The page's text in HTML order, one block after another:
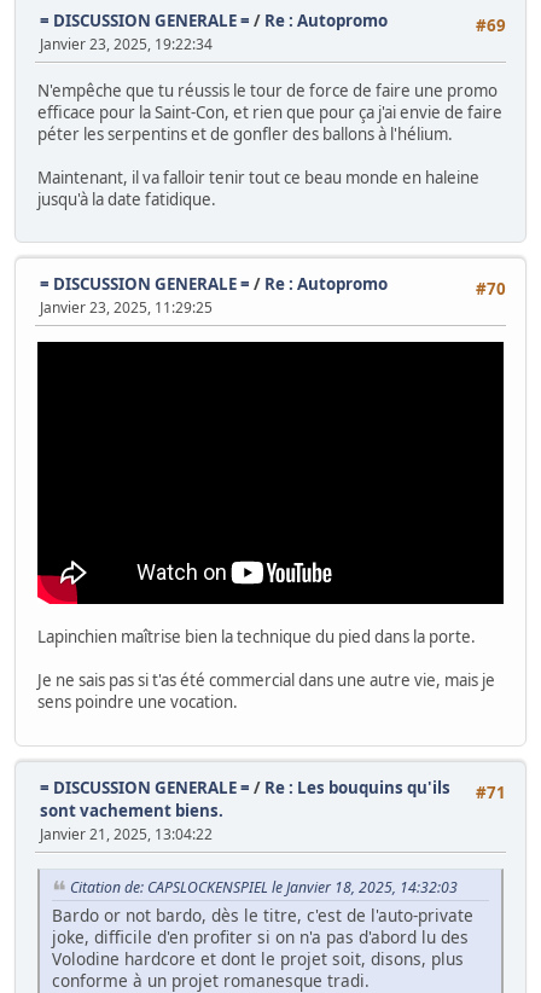
#69
= DISCUSSION GENERALE = / Re : Autopromo
Janvier 23, 2025, 19:22:34
N'empêche que tu réussis le tour de force de faire une promo
efficace pour la Saint-Con, et rien que pour ça j'ai envie de faire
péter les serpentins et de gonfler des ballons à l'hélium.
Maintenant, il va falloir tenir tout ce beau monde en haleine
jusqu'à la date fatidique.
#70
= DISCUSSION GENERALE = / Re : Autopromo
Janvier 23, 2025, 11:29:25
Lapinchien maîtrise bien la technique du pied dans la porte.
Je ne sais pas si t'as été commercial dans une autre vie, mais je
sens poindre une vocation.
#71
= DISCUSSION GENERALE = / Re : Les bouquins qu'ils
sont vachement biens.
Janvier 21, 2025, 13:04:22
Citation de: CAPSLOCKENSPIEL le Janvier 18, 2025, 14:32:03
Bardo or not bardo, dès le titre, c'est de l'auto-private
joke, difficile d'en profiter si on n'a pas d'abord lu des
Volodine hardcore et dont le projet soit, disons, plus
conforme à un projet romanesque tradi.